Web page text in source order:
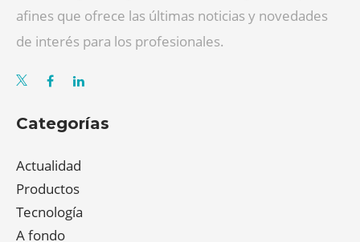
afines que ofrece las últimas noticias y novedades
de interés para los profesionales.
Categorías
Actualidad
Productos
Tecnología
A fondo